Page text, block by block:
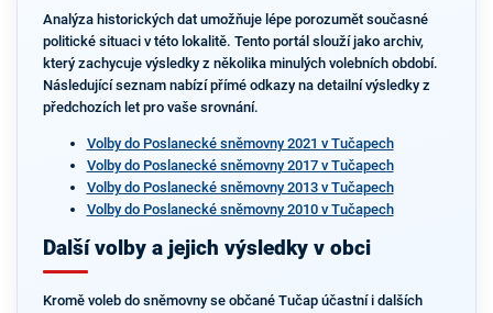
Analýza historických dat umožňuje lépe porozumět současné
politické situaci v této lokalitě. Tento portál slouží jako archiv,
který zachycuje výsledky z několika minulých volebních období.
Následující seznam nabízí přímé odkazy na detailní výsledky z
předchozích let pro vaše srovnání.
Volby do Poslanecké sněmovny 2021 v Tučapech
Volby do Poslanecké sněmovny 2017 v Tučapech
Volby do Poslanecké sněmovny 2013 v Tučapech
Volby do Poslanecké sněmovny 2010 v Tučapech
Další volby a jejich výsledky v obci
Kromě voleb do sněmovny se občané Tučap účastní i dalších